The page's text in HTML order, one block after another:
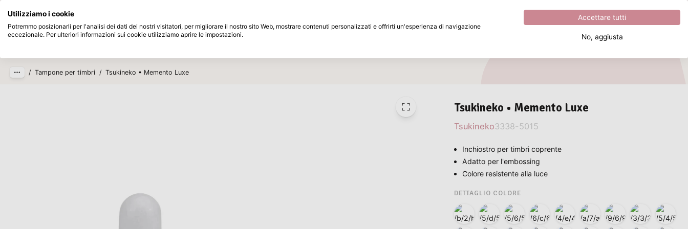
Passa al contenuto principale
Eccezionale 4.8su5
In arrivo
/ Tampone per timbri / Tsukineko • Memento Luxe
Tsukineko • Memento Luxe
Tsukineko3338-5015
Inchiostro per timbri coprente
Adatto per l'embossing
Colore resistente alla luce
DETTAGLIO COLORE
Utilizziamo i cookie
Potremmo posizionarli per l'analisi dei dati dei nostri visitatori, per migliorare il nostro sito Web, mostrare contenuti personalizzati e offrirti un'esperienza di navigazione
eccezionale. Per ulteriori informazioni sui cookie utilizziamo aprire le impostazioni.
Accettare tutti
No, aggiusta